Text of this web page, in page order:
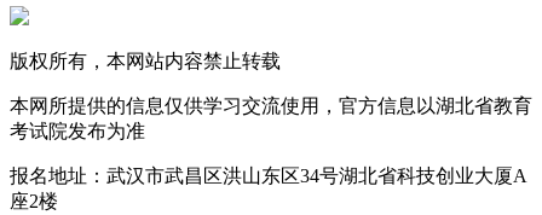
版权所有，本网站内容禁止转载
本网所提供的信息仅供学习交流使用，官方信息以湖北省教育
考试院发布为准
报名地址：武汉市武昌区洪山东区34号湖北省科技创业大厦A
座2楼